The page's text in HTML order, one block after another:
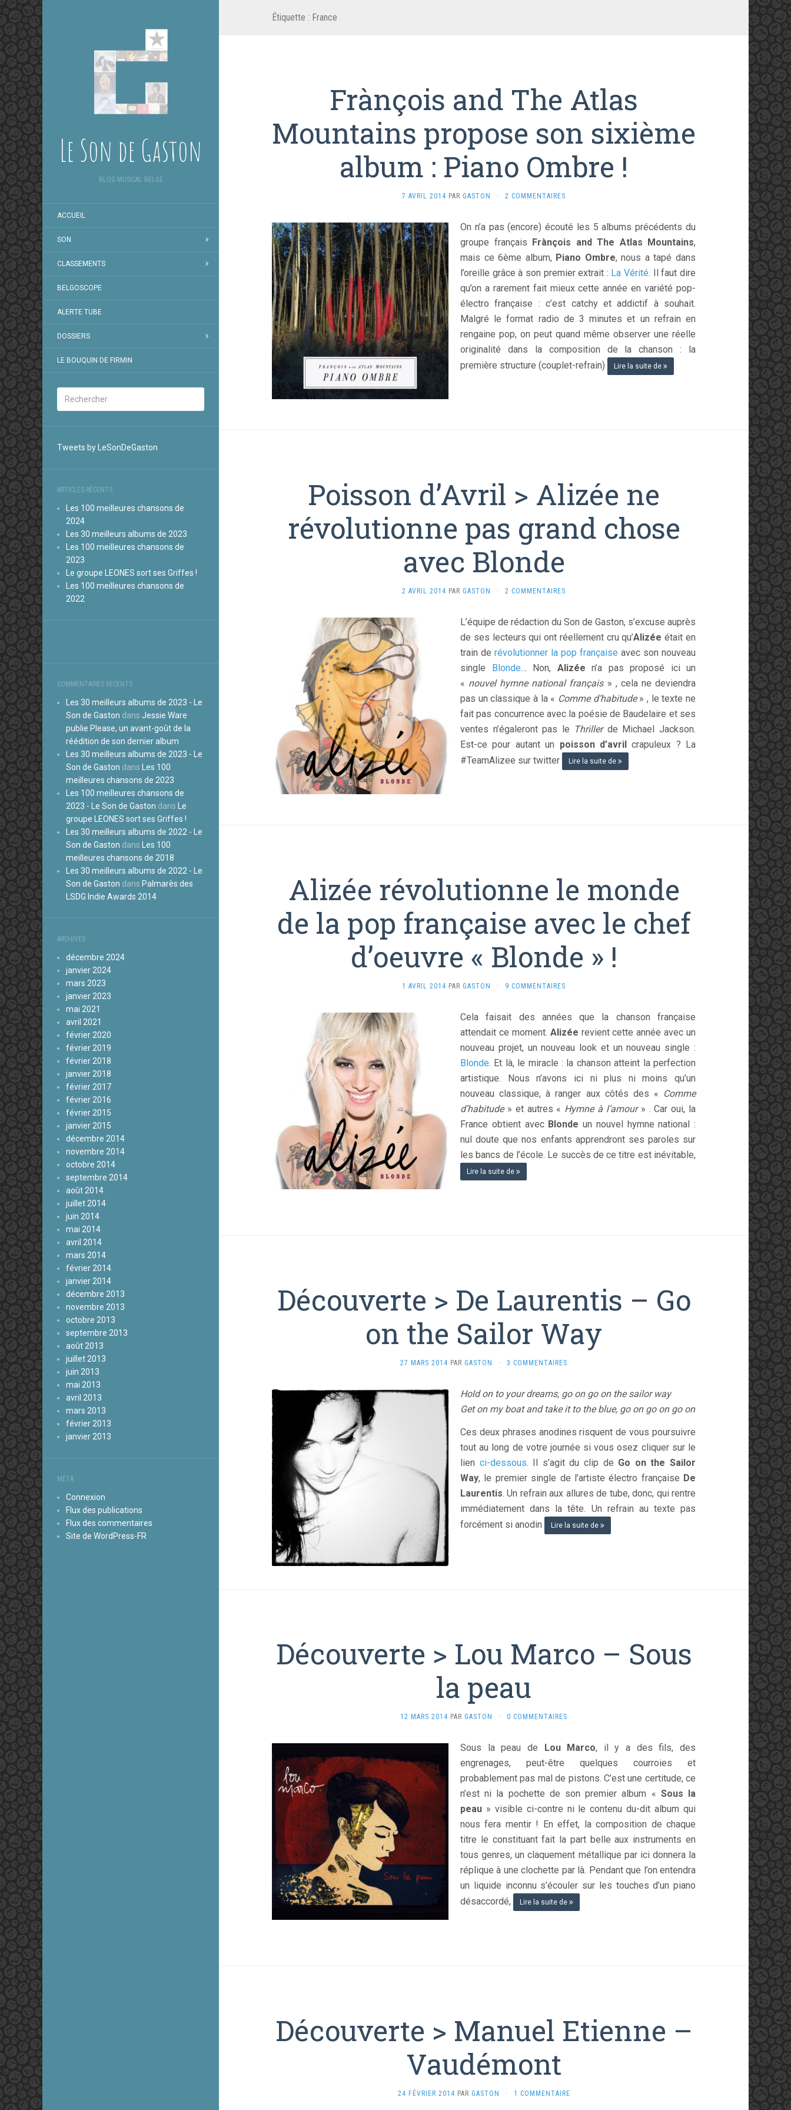
Le Son de Gaston
BLOG MUSICAL BELGE
ACCUEIL
SON
CLASSEMENTS
BELGOSCOPE
ALERTE TUBE
DOSSIERS
LE BOUQUIN DE FIRMIN
Tweets by LeSonDeGaston
ARTICLES RÉCENTS
Les 100 meilleures chansons de
2024
Les 30 meilleurs albums de 2023
Les 100 meilleures chansons de
2023
Le groupe LEONES sort ses Griffes !
Les 100 meilleures chansons de
2022
COMMENTAIRES RÉCENTS
Les 30 meilleurs albums de 2023 - Le
Son de Gaston dans Jessie Ware
publie Please, un avant-goût de la
réédition de son dernier album
Les 30 meilleurs albums de 2023 - Le
Son de Gaston dans
Les 100
meilleures chansons de 2023
Les 100 meilleures chansons de
2023 - Le Son de Gaston dans
Le
groupe LEONES sort ses Griffes !
Les 30 meilleurs albums de 2022 - Le
Son de Gaston dans
Les 100
meilleures chansons de 2018
Les 30 meilleurs albums de 2022 - Le
Son de Gaston dans Palmarès des
LSDG Indie Awards 2014
ARCHIVES
décembre 2024
janvier 2024
mars 2023
janvier 2023
mai 2021
avril 2021
février 2020
février 2019
février 2018
janvier 2018
février 2017
février 2016
février 2015
janvier 2015
décembre 2014
novembre 2014
octobre 2014
septembre 2014
août 2014
juillet 2014
juin 2014
mai 2014
avril 2014
mars 2014
février 2014
janvier 2014
décembre 2013
novembre 2013
octobre 2013
septembre 2013
août 2013
juillet 2013
juin 2013
mai 2013
avril 2013
mars 2013
février 2013
janvier 2013
MÉTA
Connexion
Flux des publications
Flux des commentaires
Site de WordPress-FR
Étiquette : France
Frànçois and The Atlas
Mountains propose son sixième
album : Piano Ombre !
7 AVRIL 2014 PAR GASTON · 2 COMMENTAIRES
On n’a pas (encore) écouté les 5 albums précédents du
groupe français Frànçois and The Atlas Mountains,
mais ce 6ème album, Piano Ombre, nous a tapé dans
l’oreille grâce à son premier extrait : La Vérité. Il faut dire
qu’on a rarement fait mieux cette année en variété pop-
électro française : c’est catchy et addictif à souhait.
Malgré le format radio de 3 minutes et un refrain en
rengaine pop, on peut quand même observer une réelle
originalité dans la composition de la chanson : la
première structure (couplet-refrain)
Lire la suite de
Poisson d’Avril > Alizée ne
révolutionne pas grand chose
avec Blonde
2 AVRIL 2014 PAR GASTON · 2 COMMENTAIRES
L’équipe de rédaction du Son de Gaston, s’excuse auprès
de ses lecteurs qui ont réellement cru qu’Alizée était en
train de révolutionner la pop française avec son nouveau
single Blonde… Non, Alizée n’a pas proposé ici un
« nouvel hymne national français» , cela ne deviendra
pas un classique à la « Comme d’habitude» , le texte ne
fait pas concurrence avec la poésie de Baudelaire et ses
ventes n’égaleront pas le Thrillerde Michael Jackson.
Est-ce pour autant un poisson d’avrilcrapuleux ? La
#TeamAlizee sur twitter
Lire la suite de
Alizée révolutionne le monde
de la pop française avec le chef
d’oeuvre « Blonde » !
1 AVRIL 2014 PAR GASTON · 9 COMMENTAIRES
Cela faisait des années que la chanson française
attendait ce moment. Alizée revient cette année avec un
nouveau projet, un nouveau look et un nouveau single :
Blonde. Et là, le miracle : la chanson atteint la perfection
artistique. Nous n’avons ici ni plus ni moins qu’un
nouveau classique, à ranger aux côtés des « Comme
d’habitude» et autres « Hymne à l’amour» . Car oui, la
France obtient avec Blonde un nouvel hymne national :
nul doute que nos enfants apprendront ses paroles sur
les bancs de l’école. Le succès de ce titre est inévitable,
Lire la suite de
Découverte > De Laurentis – Go
on the Sailor Way
27 MARS 2014 PAR GASTON · 3 COMMENTAIRES
Hold on to your dreams, go on go on the sailor way
Get on my boat and take it to the blue, go on go on go on
Ces deux phrases anodines risquent de vous poursuivre
tout au long de votre journée si vous osez cliquer sur le
lien ci-dessous. Il s’agit du clip de Go on the Sailor
Way, le premier single de l’artiste électro française De
Laurentis. Un refrain aux allures de tube, donc, qui rentre
immédiatement dans la tête. Un refrain au texte pas
forcément si anodin
Lire la suite de
Découverte > Lou Marco – Sous
la peau
12 MARS 2014 PAR GASTON · 0 COMMENTAIRES
Sous la peau de Lou Marco, il y a des fils, des
engrenages, peut-être quelques courroies et
probablement pas mal de pistons. C’est une certitude, ce
n’est ni la pochette de son premier album « Sous la
peau » visible ci-contre ni le contenu du-dit album qui
nous fera mentir ! En effet, la composition de chaque
titre le constituant fait la part belle aux instruments en
tous genres, un claquement métallique par ici donnera la
réplique à une clochette par là. Pendant que l’on entendra
un liquide inconnu s’écouler sur les touches d’un piano
désaccordé,
Lire la suite de
Découverte > Manuel Etienne –
Vaudémont
24 FÉVRIER 2014 PAR GASTON · 1 COMMENTAIRE